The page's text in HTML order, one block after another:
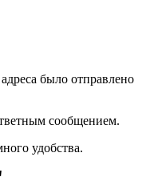
было отправлено
сообщением.
удобства.